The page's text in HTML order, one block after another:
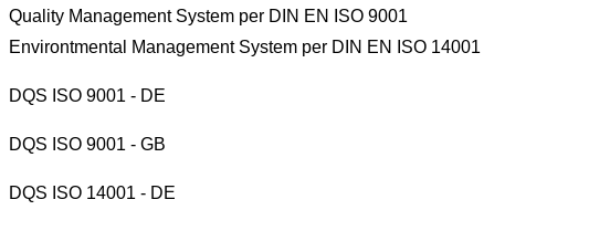
Quality Management System per DIN EN ISO 9001
Environtmental Management System per DIN EN ISO 14001
DQS ISO 9001 - DE
DQS ISO 9001 - GB
DQS ISO 14001 - DE